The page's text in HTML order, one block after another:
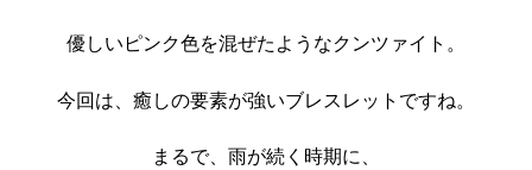
優しいピンク色を混ぜたようなクンツァイト。
今回は、癒しの要素が強いブレスレットですね。
まるで、雨が続く時期に、